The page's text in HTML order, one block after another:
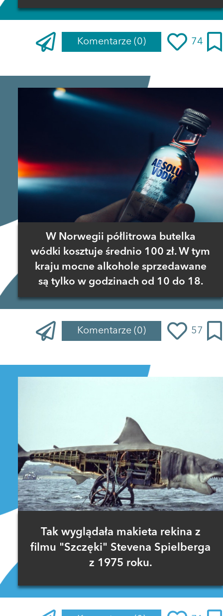
Komentarze (0) 74
W Norwegii półlitrowa butelka
wódki kosztuje średnio 100 zł. W tym
kraju mocne alkohole sprzedawane
są tylko w godzinach od 10 do 18.
Komentarze (0) 57
Tak wyglądała makieta rekina z
filmu "Szczęki" Stevena Spielberga
z 1975 roku.